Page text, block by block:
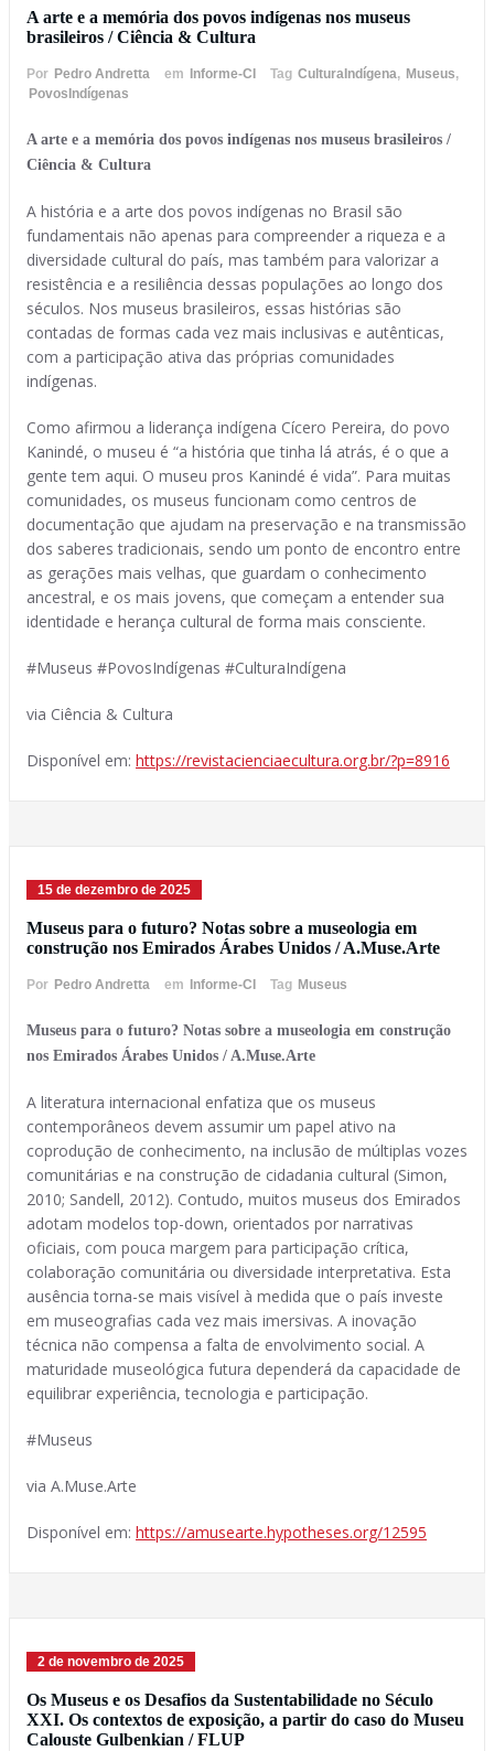
A arte e a memória dos povos indígenas nos museus
brasileiros / Ciência & Cultura
Por Pedro Andretta em Informe-CI Tag CulturaIndígena, Museus,
PovosIndígenas
A arte e a memória dos povos indígenas nos museus brasileiros /
Ciência & Cultura
A história e a arte dos povos indígenas no Brasil são
fundamentais não apenas para compreender a riqueza e a
diversidade cultural do país, mas também para valorizar a
resistência e a resiliência dessas populações ao longo dos
séculos. Nos museus brasileiros, essas histórias são
contadas de formas cada vez mais inclusivas e autênticas,
com a participação ativa das próprias comunidades
indígenas.
Como afirmou a liderança indígena Cícero Pereira, do povo
Kanindé, o museu é “a história que tinha lá atrás, é o que a
gente tem aqui. O museu pros Kanindé é vida”. Para muitas
comunidades, os museus funcionam como centros de
documentação que ajudam na preservação e na transmissão
dos saberes tradicionais, sendo um ponto de encontro entre
as gerações mais velhas, que guardam o conhecimento
ancestral, e os mais jovens, que começam a entender sua
identidade e herança cultural de forma mais consciente.
#Museus #PovosIndígenas #CulturaIndígena
via Ciência & Cultura
Disponível em: https://revistacienciaecultura.org.br/?p=8916
15 de dezembro de 2025
Museus para o futuro? Notas sobre a museologia em
construção nos Emirados Árabes Unidos / A.Muse.Arte
Por Pedro Andretta em Informe-CI Tag Museus
Museus para o futuro? Notas sobre a museologia em construção
nos Emirados Árabes Unidos / A.Muse.Arte
A literatura internacional enfatiza que os museus
contemporâneos devem assumir um papel ativo na
coprodução de conhecimento, na inclusão de múltiplas vozes
comunitárias e na construção de cidadania cultural (Simon,
2010; Sandell, 2012). Contudo, muitos museus dos Emirados
adotam modelos top-down, orientados por narrativas
oficiais, com pouca margem para participação crítica,
colaboração comunitária ou diversidade interpretativa. Esta
ausência torna-se mais visível à medida que o país investe
em museografias cada vez mais imersivas. A inovação
técnica não compensa a falta de envolvimento social. A
maturidade museológica futura dependerá da capacidade de
equilibrar experiência, tecnologia e participação.
#Museus
via A.Muse.Arte
Disponível em: https://amusearte.hypotheses.org/12595
2 de novembro de 2025
Os Museus e os Desafios da Sustentabilidade no Século
XXI. Os contextos de exposição, a partir do caso do Museu
Calouste Gulbenkian / FLUP